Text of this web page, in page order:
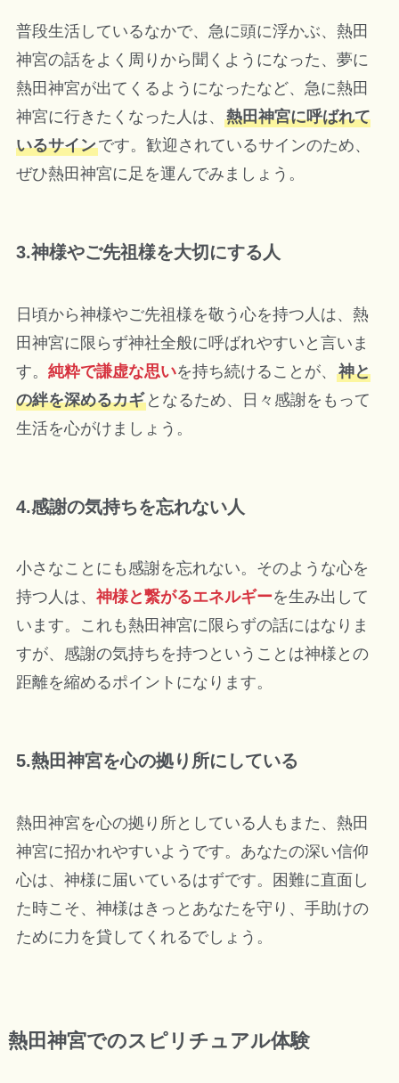
普段生活しているなかで、急に頭に浮かぶ、熱田
神宮の話をよく周りから聞くようになった、夢に
熱田神宮が出てくるようになったなど、急に熱田
神宮に行きたくなった人は、 熱田神宮に呼ばれて
いるサインです。歓迎されているサインのため、
ぜひ熱田神宮に足を運んでみましょう。
3.神様やご先祖様を大切にする人
日頃から神様やご先祖様を敬う心を持つ人は、熱
田神宮に限らず神社全般に呼ばれやすいと言いま
す。 純粋で謙虚な思いを持ち続けることが、 神と
の絆を深めるカギとなるため、日々感謝をもって
生活を心がけましょう。
4.感謝の気持ちを忘れない人
小さなことにも感謝を忘れない。そのような心を
持つ人は、 神様と繋がるエネルギーを生み出して
います。これも熱田神宮に限らずの話にはなりま
すが、感謝の気持ちを持つということは神様との
距離を縮めるポイントになります。
5.熱田神宮を心の拠り所にしている
熱田神宮を心の拠り所としている人もまた、熱田
神宮に招かれやすいようです。あなたの深い信仰
心は、神様に届いているはずです。困難に直面し
た時こそ、神様はきっとあなたを守り、手助けの
ために力を貸してくれるでしょう。
熱田神宮でのスピリチュアル体験